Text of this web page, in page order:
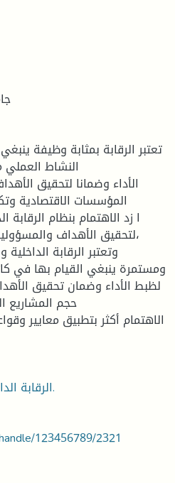
تعتبر الرقابة بمثابة وظیفة
النشاط العملي
الأداء وضمانا لتحقیق
المؤسسات الاقتصادیة
ا زد الاهتمام بنظام الرقابة
لتحقیق الأهداف
وتعتبر الرقابة
ومستمرة ینبغي القیام بها في
لظبط الأداء وضمان تحقیق
حجم المشاریع
الاهتمام أكثر بتطبیق معاییر
الرقابة الداخلیة، الرقابة الخارجیة، الأداء.
123456789/2321